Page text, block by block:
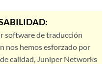
software de traducción
nos hemos esforzado por
calidad, Juniper Networks